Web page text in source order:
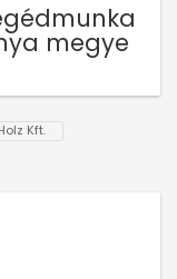
megye
Kft.